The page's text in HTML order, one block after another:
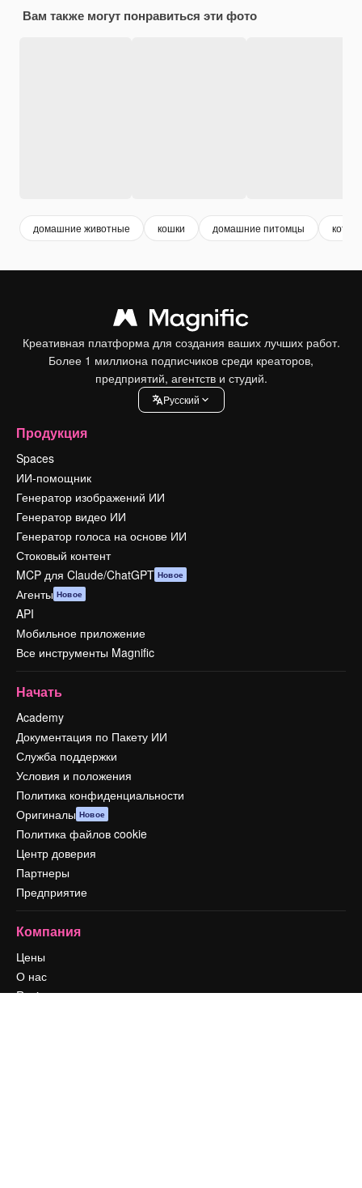
Вам также могут понравиться эти фото
домашние животные кошки домашние питомцы кот
Креативная платформа для создания ваших лучших работ.
Более 1 миллиона подписчиков среди креаторов,
предприятий, агентств и студий.
Pусский
Продукция
Spaces
ИИ-помощник
Генератор изображений ИИ
Генератор видео ИИ
Генератор голоса на основе ИИ
Стоковый контент
MCP для Claude/ChatGPT Новое
Агенты Новое
API
Мобильное приложение
Все инструменты Magnific
Начать
Academy
Документация по Пакету ИИ
Служба поддержки
Условия и положения
Политика конфиденциальности
Оригиналы Новое
Политика файлов cookie
Центр доверия
Партнеры
Предприятие
Компания
Цены
О нас
Reviews